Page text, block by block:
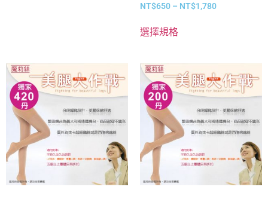
NT$650 – NT$1,780
選擇規格